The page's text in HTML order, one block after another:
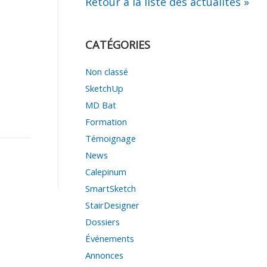
CATÉGORIES
Non classé
SketchUp
MD Bat
Formation
Témoignage
News
Calepinum
SmartSketch
StairDesigner
Dossiers
Événements
Annonces